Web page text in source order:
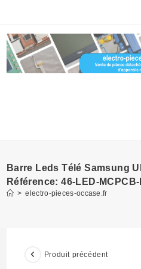
content
Barre Leds Télé Samsung
Référence: 46-LED-MCPCB-
> electro-pieces-occase.fr
Produit précédent